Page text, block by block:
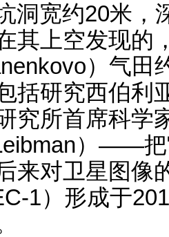
洞宽约20米，
其上空发现的
）气田
研究西伯利
究所首席科学
）——
来对卫星图像
1）形成于